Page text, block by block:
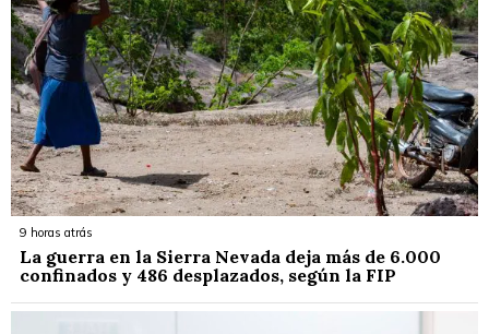
9 horas atrás
La guerra en la Sierra Nevada deja más de 6.000
confinados y 486 desplazados, según la FIP